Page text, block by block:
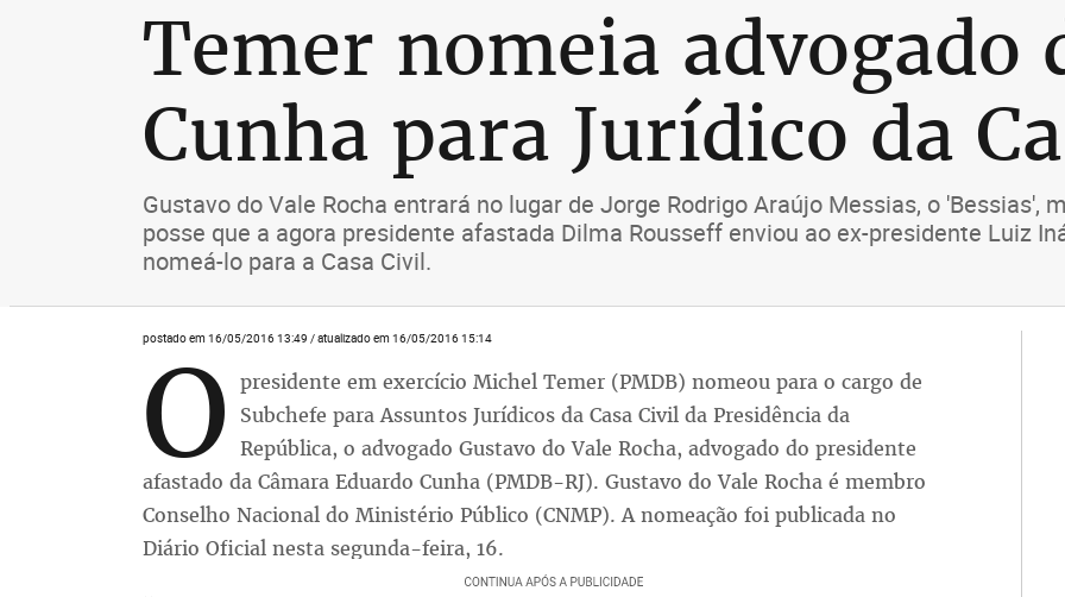
Temer nomeia advogado
Cunha para Jurídico da
Gustavo do Vale Rocha entrará no lugar de Jorge Rodrigo Araújo Messias, o 'Bessias',
posse que a agora presidente afastada Dilma Rousseff enviou ao ex-presidente Luiz
nomeá-lo para a Casa Civil.
postado em 16/05/2016 13:49 / atualizado em 16/05/2016 15:14
O presidente em exercício Michel Temer (PMDB) nomeou para o cargo de
Subchefe para Assuntos Jurídicos da Casa Civil da Presidência da
República, o advogado Gustavo do Vale Rocha, advogado do presidente
afastado da Câmara Eduardo Cunha (PMDB-RJ). Gustavo do Vale Rocha é membro
Conselho Nacional do Ministério Público (CNMP). A nomeação foi publicada no
Diário Oficial nesta segunda-feira, 16.